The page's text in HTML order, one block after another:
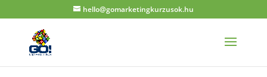
hello@gomarketingkurzusok.hu